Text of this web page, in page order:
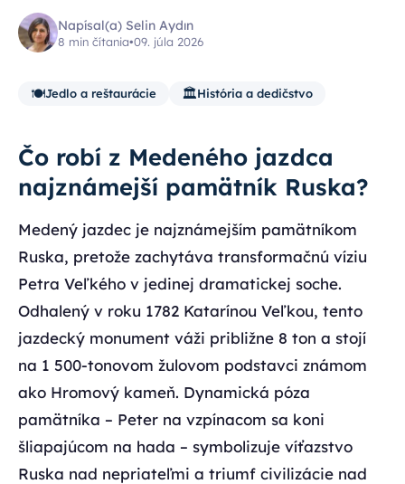
Napísal(a) Selin Aydın
8 min čítania•09. júla 2026
🍽️Jedlo a reštaurácie 🏛️História a dedičstvo
Čo robí z Medeného jazdca
najznámejší pamätník Ruska?
Medený jazdec je najznámejším pamätníkom
Ruska, pretože zachytáva transformačnú víziu
Petra Veľkého v jedinej dramatickej soche.
Odhalený v roku 1782 Katarínou Veľkou, tento
jazdecký monument váži približne 8 ton a stojí
na 1 500-tonovom žulovom podstavci známom
ako Hromový kameň. Dynamická póza
pamätníka – Peter na vzpínacom sa koni
šliapajúcom na hada – symbolizuje víťazstvo
Ruska nad nepriateľmi a triumf civilizácie nad